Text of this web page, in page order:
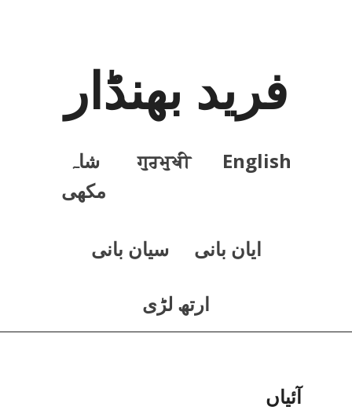
فرید بھنڈار
English
ਗੁਰਮੁਖੀ
شاہ
مکھی
ايان بانی سيان بانی
ارتھ لڑی
آئیاں